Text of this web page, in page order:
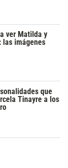
ver Matilda y
las imágenes
que
Tinayre a los